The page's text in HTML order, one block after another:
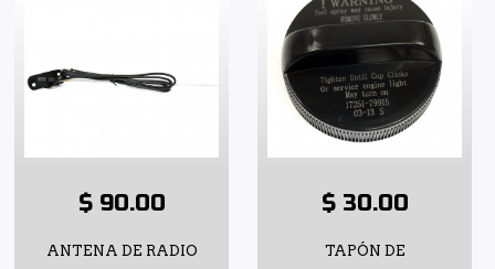
$ 90.00
ANTENA DE RADIO
$ 30.00
TAPÓN DE